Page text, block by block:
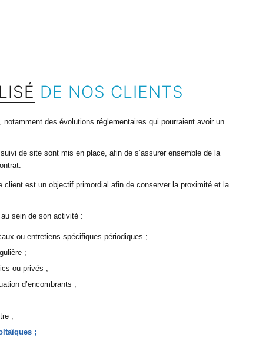
DE NOS CLIENTS
des évolutions réglementaires qui pourraient avoir un
de site sont mis en place, afin de s’assurer ensemble de la
client est un objectif primordial afin de conserver la proximité et la
sein de son activité :
ou entretiens spécifiques périodiques ;
;
ou privés ;
d’encombrants ;
;
;